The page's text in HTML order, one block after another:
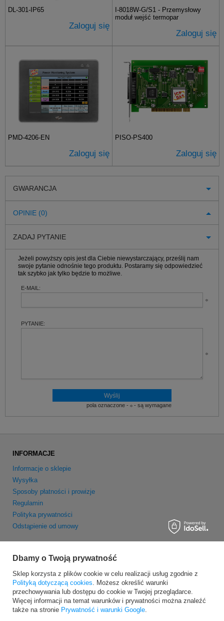
DL-301-IP65
Zaloguj się
I-8018W-G/S1 - Przemysłowy
moduł wejść termopar
Zaloguj się
PMD-4206-EN
Zaloguj się
PISO-PS400
Zaloguj się
GWARANCJA
OPINIE (0)
ZADAJ PYTANIE
Jeżeli powyższy opis jest dla Ciebie niewystarczający, prześlij nam
swoje pytanie odnośnie tego produktu. Postaramy się odpowiedzieć
tak szybko jak tylko będzie to możliwe.
E-MAIL:
PYTANIE:
pola oznaczone - - są wymagane
INFORMACJE
Informacje o sklepie
Wysyłka
Sposoby płatności i prowizje
Regulamin
Polityka prywatności
Odstąpienie od umowy
Zarejestruj się
Moje zamówienia
Koszyk
Obserwowane
Newsletter
Dbamy o Twoją prywatność
Sklep korzysta z plików cookie w celu realizacji usług zgodnie z
Polityką dotyczącą cookies. Możesz określić warunki
przechowywania lub dostępu do cookie w Twojej przeglądarce.
Więcej informacji na temat warunków i prywatności można znaleźć
także na stronie Prywatność i warunki Google.